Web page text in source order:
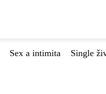
Sex a intimita Single